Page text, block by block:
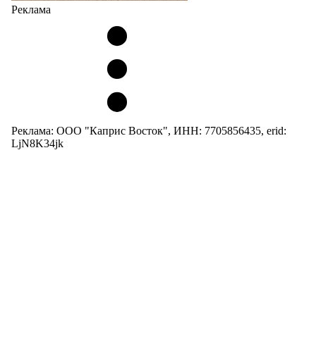
Реклама
Реклама: ООО "Каприс Восток", ИНН: 7705856435, erid:
LjN8K34jk